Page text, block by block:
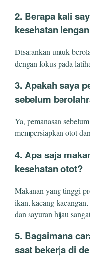
2. Berapa kali
kesehatan
Disarankan untuk
dengan fokus pada
3. Apakah saya
sebelum
Ya, pemanasan
mempersiapkan otot
4. Apa saja
kesehatan otot?
Makanan yang tinggi
ikan, kacang-
dan sayuran hijau
5. Bagaimana
saat bekerja di